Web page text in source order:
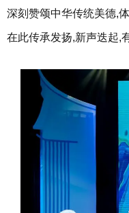
深刻赞颂中华传统美德,
在此传承发扬,新声迭起,